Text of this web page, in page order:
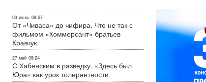
03 июль 09:27
От «Чиваса» до чифира. Что не так с
фильмом «Коммерсант» братьев
Кравчук
27 май 09:24
С Хабенским в разведку. «Здесь был
Юра» как урок толерантности